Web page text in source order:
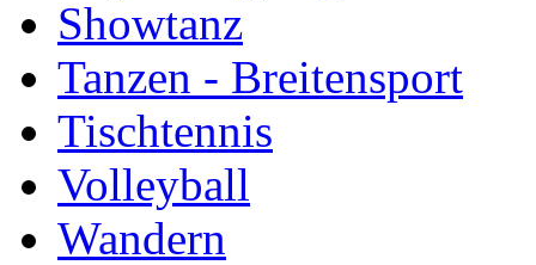
Showtanz
Tanzen - Breitensport
Tischtennis
Volleyball
Wandern